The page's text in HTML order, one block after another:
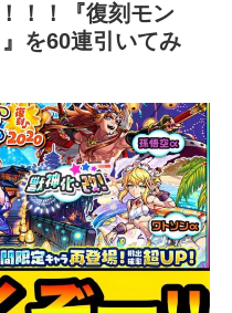
！！『復刻モン
を60連引いてみ